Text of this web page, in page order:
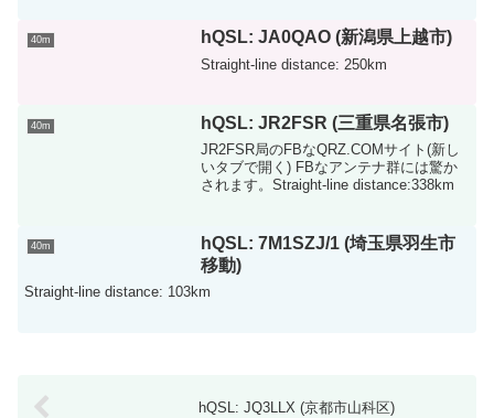
40m hQSL: JA0QAO (新潟県上越市)
Straight-line distance: 250km
40m hQSL: JR2FSR (三重県名張市)
JR2FSR局のFBなQRZ.COMサイト(新し
いタブで開く) FBなアンテナ群には驚か
されます。Straight-line distance:338km
40m
hQSL: 7M1SZJ/1 (埼玉県羽生市
移動)
Straight-line distance: 103km
hQSL: JQ3LLX (京都市山科区)